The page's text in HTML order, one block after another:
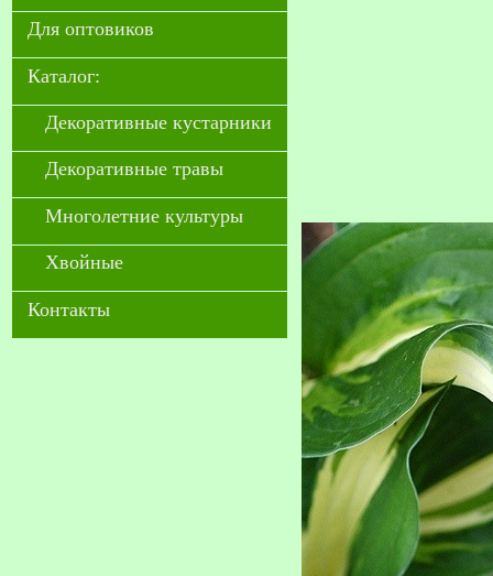
Для оптовиков
Каталог:
Декоративные кустарники
Декоративные травы
Многолетние культуры
Хвойные
Контакты